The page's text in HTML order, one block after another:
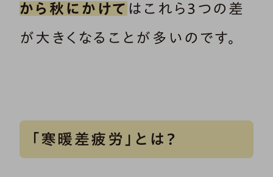
から秋にかけて はこれら3つの差
が大きくなることが多いのです。
「寒暖差疲労」とは？